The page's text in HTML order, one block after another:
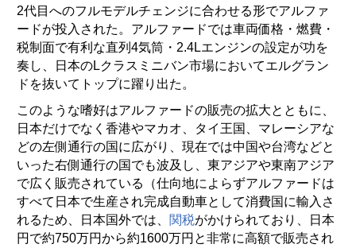
2代目へのフルモデルチェンジに合わせる形でアルファ
ードが投入された。アルファードでは車両価格・燃費・
税制面で有利な直列4気筒・2.4Lエンジンの設定が功を
奏し、日本のLクラスミニバン市場においてエルグラン
ドを抜いてトップに躍り出た。
このような嗜好はアルファードの販売の拡大とともに、
日本だけでなく香港やマカオ、タイ王国、マレーシアな
どの左側通行の国に広がり、現在では中国や台湾などと
いった右側通行の国でも波及し、東アジアや東南アジア
で広く販売されている（仕向地によらずアルファードは
すべて日本で生産され完成自動車として消費国に輸入さ
れるため、日本国外では、 関税がかけられており、日本
円で約750万円から約1600万円と非常に高額で販売され